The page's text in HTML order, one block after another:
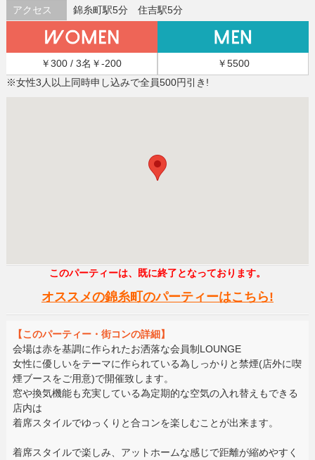
アクセス
錦糸町駅5分 住吉駅5分
￥300 / 3名￥-200
￥5500
※女性3人以上同時申し込みで全員500円引き!
このパーティーは、既に終了となっております。
オススメの錦糸町のパーティーはこちら!
【このパーティー・街コンの詳細】
会場は赤を基調に作られたお洒落な会員制LOUNGE
女性に優しいをテーマに作られている為しっかりと禁煙(店外に喫
煙ブースをご用意)で開催致します。
窓や換気機能も充実している為定期的な空気の入れ替えもできる
店内は
着席スタイルでゆっくりと合コンを楽しむことが出来ます。
着席スタイルで楽しみ、アットホームな感じで距離が縮めやすく